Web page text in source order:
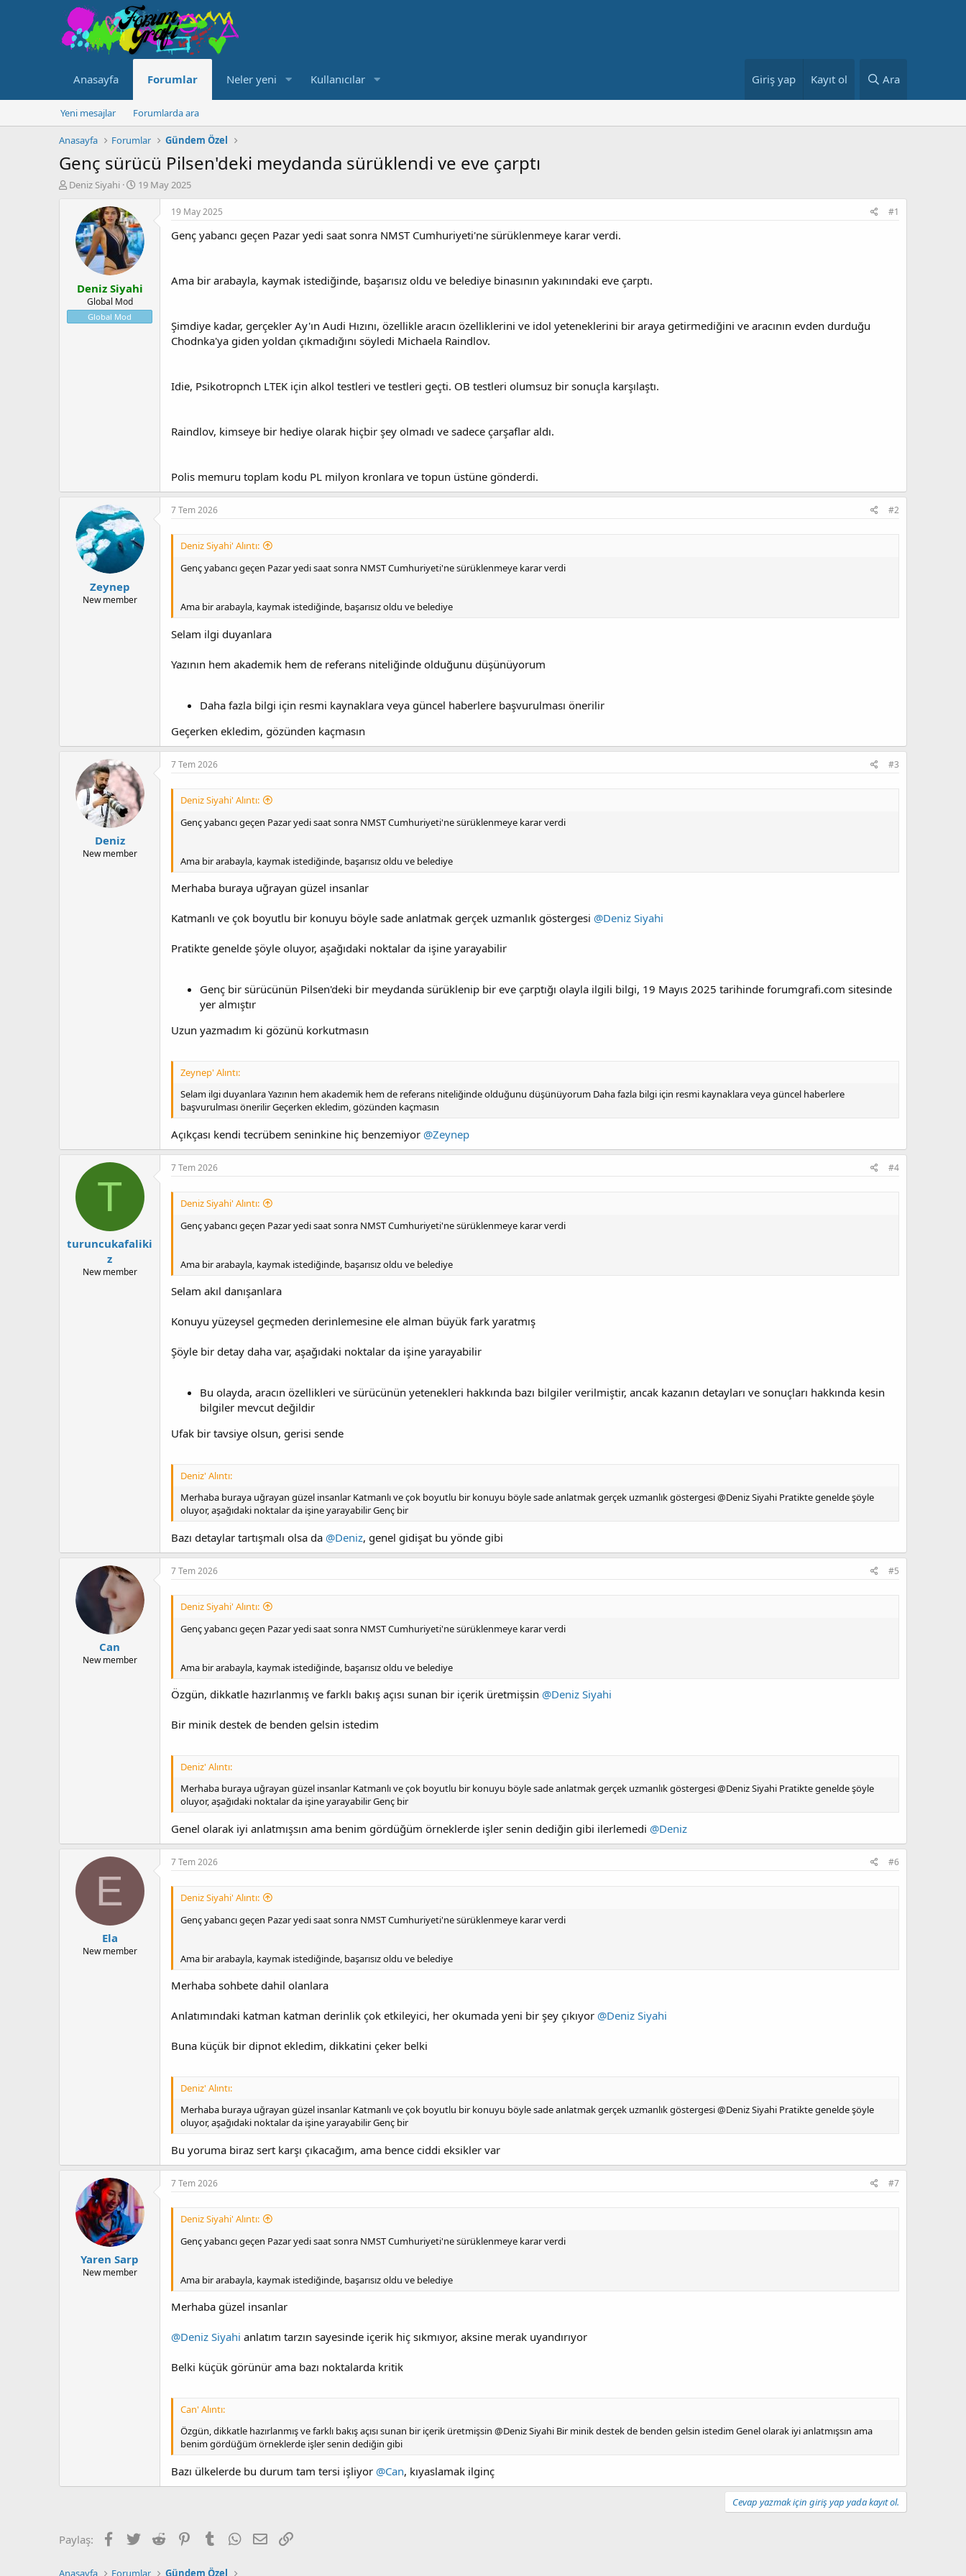
Anasayfa Forumlar Neler yeni Kullanıcılar Giriş yap Kayıt ol Ara
Yeni mesajlar Forumlarda ara
Anasayfa Forumlar Gündem Özel
Genç sürücü Pilsen'deki meydanda sürüklendi ve eve çarptı
K
a
t
Deniz Siyahi
B
l
a
n
g
ç
a
r
19 May 2025
Deniz Siyahi
Global Mod
Global Mod
19 May 2025 #1
Genç yabancı geçen Pazar yedi saat sonra NMST Cumhuriyeti'ne sürüklenmeye karar verdi.
Ama bir arabayla, kaymak istediğinde, başarısız oldu ve belediye binasının yakınındaki eve çarptı.
Şimdiye kadar, gerçekler Ay'ın Audi Hızını, özellikle aracın özelliklerini ve idol yeteneklerini bir araya getirmediğini ve aracının evden durduğu
Chodnka'ya giden yoldan çıkmadığını söyledi Michaela Raindlov.
Idie, Psikotropnch LTEK için alkol testleri ve testleri geçti. OB testleri olumsuz bir sonuçla karşılaştı.
Raindlov, kimseye bir hediye olarak hiçbir şey olmadı ve sadece çarşaflar aldı.
Polis memuru toplam kodu PL milyon kronlara ve topun üstüne gönderdi.
Zeynep
New member
7 Tem 2026 #2
Deniz Siyahi' Alıntı:
Genç yabancı geçen Pazar yedi saat sonra NMST Cumhuriyeti'ne sürüklenmeye karar verdi
Ama bir arabayla, kaymak istediğinde, başarısız oldu ve belediye
Selam ilgi duyanlara
Yazının hem akademik hem de referans niteliğinde olduğunu düşünüyorum
Daha fazla bilgi için resmi kaynaklara veya güncel haberlere başvurulması önerilir
Geçerken ekledim, gözünden kaçmasın
Deniz
New member
7 Tem 2026 #3
Deniz Siyahi' Alıntı:
Genç yabancı geçen Pazar yedi saat sonra NMST Cumhuriyeti'ne sürüklenmeye karar verdi
Ama bir arabayla, kaymak istediğinde, başarısız oldu ve belediye
Merhaba buraya uğrayan güzel insanlar
Katmanlı ve çok boyutlu bir konuyu böyle sade anlatmak gerçek uzmanlık göstergesi @Deniz Siyahi
Pratikte genelde şöyle oluyor, aşağıdaki noktalar da işine yarayabilir
Genç bir sürücünün Pilsen'deki bir meydanda sürüklenip bir eve çarptığı olayla ilgili bilgi, 19 Mayıs 2025 tarihinde forumgrafi.com sitesinde
yer almıştır
Uzun yazmadım ki gözünü korkutmasın
Zeynep' Alıntı:
Selam ilgi duyanlara Yazının hem akademik hem de referans niteliğinde olduğunu düşünüyorum Daha fazla bilgi için resmi kaynaklara veya güncel haberlere
başvurulması önerilir Geçerken ekledim, gözünden kaçmasın
Açıkçası kendi tecrübem seninkine hiç benzemiyor @Zeynep
T
turuncukafaliki
z
New member
7 Tem 2026 #4
Deniz Siyahi' Alıntı:
Genç yabancı geçen Pazar yedi saat sonra NMST Cumhuriyeti'ne sürüklenmeye karar verdi
Ama bir arabayla, kaymak istediğinde, başarısız oldu ve belediye
Selam akıl danışanlara
Konuyu yüzeysel geçmeden derinlemesine ele alman büyük fark yaratmış
Şöyle bir detay daha var, aşağıdaki noktalar da işine yarayabilir
Bu olayda, aracın özellikleri ve sürücünün yetenekleri hakkında bazı bilgiler verilmiştir, ancak kazanın detayları ve sonuçları hakkında kesin
bilgiler mevcut değildir
Ufak bir tavsiye olsun, gerisi sende
Deniz' Alıntı:
Merhaba buraya uğrayan güzel insanlar Katmanlı ve çok boyutlu bir konuyu böyle sade anlatmak gerçek uzmanlık göstergesi @Deniz Siyahi Pratikte genelde şöyle
oluyor, aşağıdaki noktalar da işine yarayabilir Genç bir
Bazı detaylar tartışmalı olsa da @Deniz, genel gidişat bu yönde gibi
Can
New member
7 Tem 2026 #5
Deniz Siyahi' Alıntı:
Genç yabancı geçen Pazar yedi saat sonra NMST Cumhuriyeti'ne sürüklenmeye karar verdi
Ama bir arabayla, kaymak istediğinde, başarısız oldu ve belediye
Özgün, dikkatle hazırlanmış ve farklı bakış açısı sunan bir içerik üretmişsin @Deniz Siyahi
Bir minik destek de benden gelsin istedim
Deniz' Alıntı:
Merhaba buraya uğrayan güzel insanlar Katmanlı ve çok boyutlu bir konuyu böyle sade anlatmak gerçek uzmanlık göstergesi @Deniz Siyahi Pratikte genelde şöyle
oluyor, aşağıdaki noktalar da işine yarayabilir Genç bir
Genel olarak iyi anlatmışsın ama benim gördüğüm örneklerde işler senin dediğin gibi ilerlemedi @Deniz
E
Ela
New member
7 Tem 2026 #6
Deniz Siyahi' Alıntı:
Genç yabancı geçen Pazar yedi saat sonra NMST Cumhuriyeti'ne sürüklenmeye karar verdi
Ama bir arabayla, kaymak istediğinde, başarısız oldu ve belediye
Merhaba sohbete dahil olanlara
Anlatımındaki katman katman derinlik çok etkileyici, her okumada yeni bir şey çıkıyor @Deniz Siyahi
Buna küçük bir dipnot ekledim, dikkatini çeker belki
Deniz' Alıntı:
Merhaba buraya uğrayan güzel insanlar Katmanlı ve çok boyutlu bir konuyu böyle sade anlatmak gerçek uzmanlık göstergesi @Deniz Siyahi Pratikte genelde şöyle
oluyor, aşağıdaki noktalar da işine yarayabilir Genç bir
Bu yoruma biraz sert karşı çıkacağım, ama bence ciddi eksikler var
Yaren Sarp
New member
7 Tem 2026 #7
Deniz Siyahi' Alıntı:
Genç yabancı geçen Pazar yedi saat sonra NMST Cumhuriyeti'ne sürüklenmeye karar verdi
Ama bir arabayla, kaymak istediğinde, başarısız oldu ve belediye
Merhaba güzel insanlar
@Deniz Siyahi anlatım tarzın sayesinde içerik hiç sıkmıyor, aksine merak uyandırıyor
Belki küçük görünür ama bazı noktalarda kritik
Can' Alıntı:
Özgün, dikkatle hazırlanmış ve farklı bakış açısı sunan bir içerik üretmişsin @Deniz Siyahi Bir minik destek de benden gelsin istedim Genel olarak iyi anlatmışsın ama
benim gördüğüm örneklerde işler senin dediğin gibi
Bazı ülkelerde bu durum tam tersi işliyor @Can, kıyaslamak ilginç
Cevap yazmak için giriş yap yada kayıt ol.
Paylaş: Facebook
TwitterReddit PinterestTumblrWhatsApp
E-postaLink
Anasayfa Forumlar Gündem Özel